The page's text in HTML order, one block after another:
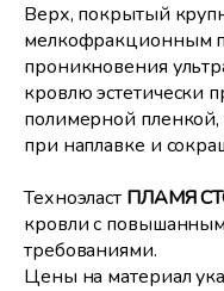
Верх, покрытый
мелкофракционным
проникновения
кровлю эстетически
полимерной
при наплавке и
Техноэласт ПЛАМЯ
кровли с
требованиями.
Цены на материал